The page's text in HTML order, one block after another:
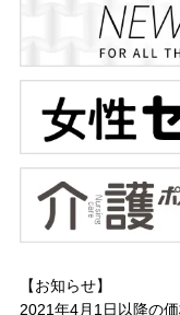
【お知らせ】
2021年4月1日以降の